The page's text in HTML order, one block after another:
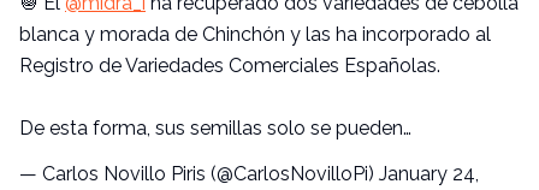
blanca y morada de Chinchón y las ha incorporado al
Registro de Variedades Comerciales Españolas.
De esta forma, sus semillas solo se pueden…
— Carlos Novillo Piris (@CarlosNovilloPi) January 24,